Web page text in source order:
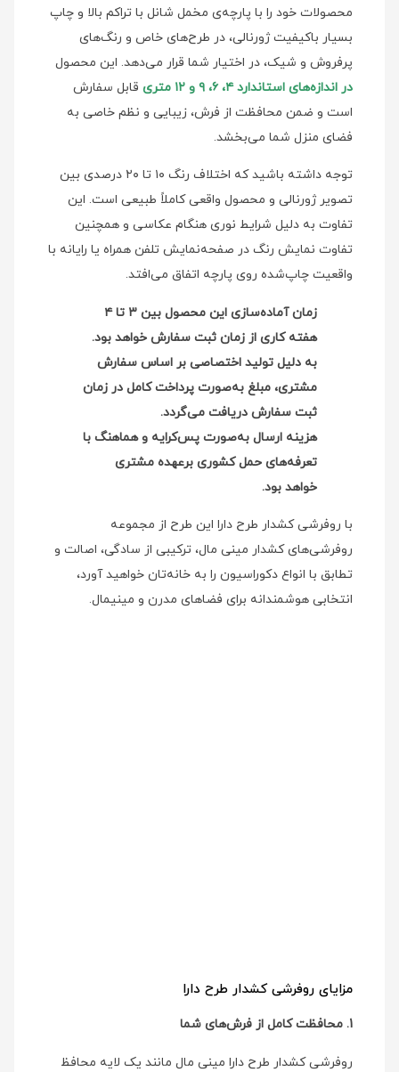
محصولات خود را با پارچه‌ی مخمل شانل با تراکم بالا و چاپ
بسیار باکیفیت ژورنالی، در طرح‌های خاص و رنگ‌های
پرفروش و شیک، در اختیار شما قرار می‌دهد. این محصول
در اندازه‌های استاندارد ۴، ۶، ۹ و ۱۲ متری
قابل سفارش
است و ضمن محافظت از فرش، زیبایی و نظم خاصی به
فضای منزل شما می‌بخشد.
توجه داشته باشید که اختلاف رنگ ۱۰ تا ۲۰ درصدی بین
تصویر ژورنالی و محصول واقعی کاملاً طبیعی است. این
تفاوت به دلیل شرایط نوری هنگام عکاسی و همچنین
تفاوت نمایش رنگ در صفحه‌نمایش‌ تلفن همراه یا رایانه با
واقعیت چاپ‌شده روی پارچه اتفاق می‌افتد.
زمان آماده‌سازی این محصول بین ۳ تا ۴
هفته کاری از زمان ثبت سفارش خواهد بود.
به دلیل تولید اختصاصی بر اساس سفارش
مشتری، مبلغ به‌صورت پرداخت کامل در زمان
ثبت سفارش دریافت می‌گردد.
هزینه ارسال به‌صورت پس‌کرایه و هماهنگ با
تعرفه‌های حمل کشوری برعهده مشتری
خواهد بود.
با روفرشی کشدار طرح دارا این طرح از مجموعه
روفرشی‌های کشدار مینی‌ مال، ترکیبی از سادگی، اصالت و
تطابق با انواع دکوراسیون را به خانه‌تان خواهید آورد،
انتخابی هوشمندانه برای فضاهای مدرن و مینیمال.
مزایای روفرشی کشدار طرح دارا
1. محافظت کامل از فرش‌های شما
روفرشی کشدار طرح دارا مینی‌ مال مانند یک لایه محافظ